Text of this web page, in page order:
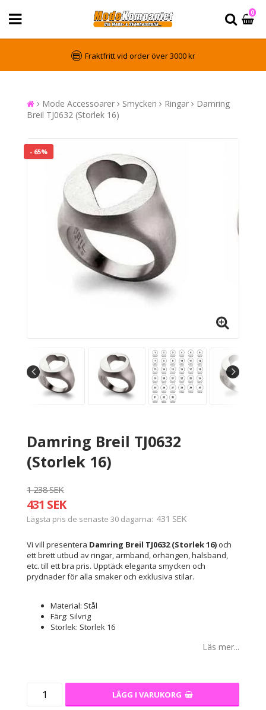
0
Fraktfritt vid order över 3000 kr
Mode Accessoarer Smycken Ringar
Damring
Breil TJ0632 (Storlek 16)
- 65%
Damring Breil TJ0632
(Storlek 16)
1 238 SEK
431 SEK
Lägsta pris de senaste 30 dagarna 431 SEK
Vi vill presentera Damring Breil TJ0632 (Storlek 16) och
ett brett utbud av ringar, armband, örhängen, halsband,
etc. till ett bra pris. Upptäck eleganta smycken och
prydnader för alla smaker och exklusiva stilar.
Material: Stål
Färg: Silvrig
Storlek: Storlek 16
Läs mer...
LÄGG I VARUKORG